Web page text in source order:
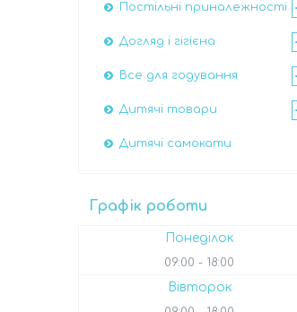
Постільні приналежності
Догляд і гігієна
Все для годування
Дитячі товари
Дитячі самокати
Графік роботи
Понеділок
09:00 18:00
Вівторок